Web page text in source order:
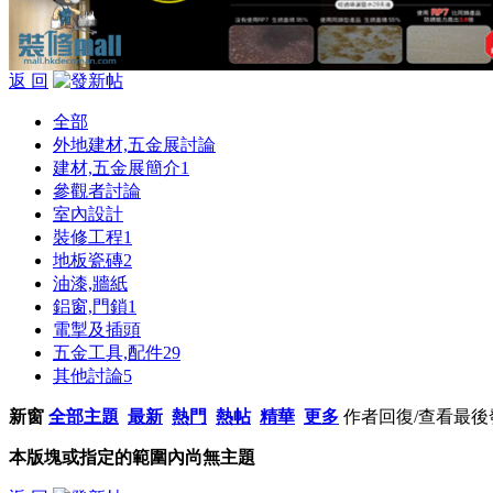
返 回
全部
外地建材,五金展討論
建材,五金展簡介1
參觀者討論
室內設計
裝修工程1
地板瓷磚2
油漆,牆紙
鋁窗,門鎖1
電掣及插頭
五金工具,配件29
其他討論5
新窗 全部主題 最新 熱門 熱帖 精華 更多 作者回復/查看最後
本版塊或指定的範圍內尚無主題